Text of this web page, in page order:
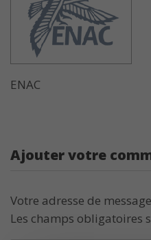
ENAC
Ajouter votre
Votre adresse de
Les champs obligatoires